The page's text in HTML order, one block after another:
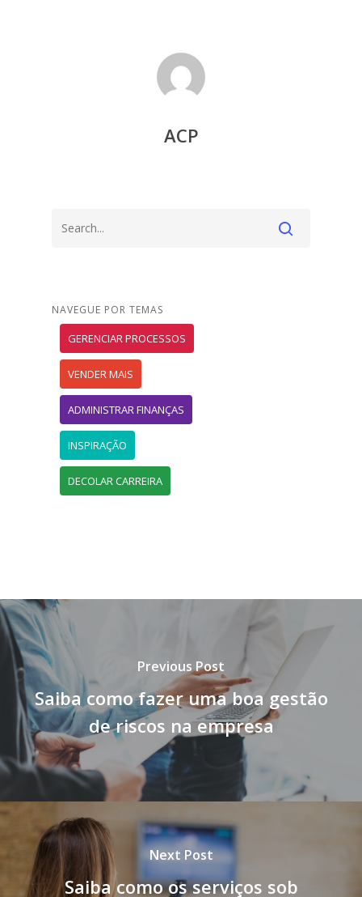
ACP
NAVEGUE POR TEMAS
GERENCIAR PROCESSOS
VENDER MAIS
ADMINISTRAR FINANÇAS
INSPIRAÇÃO
DECOLAR CARREIRA
Previous Post
Saiba como fazer uma boa gestão
de riscos na empresa
Next Post
Saiba como os serviços sob